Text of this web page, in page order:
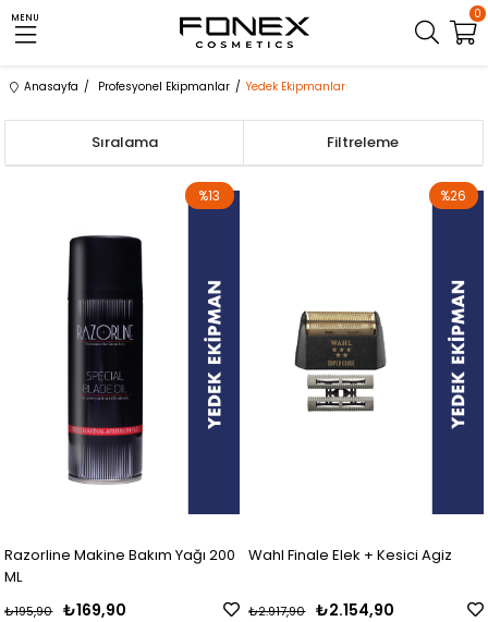
MENU 0
Anasayfa Profesyonel Ekipmanlar Yedek Ekipmanlar
Filtreleme
Sıralama
Razorline Makine Bakım Yağı 200
ML
₺169,90
₺195,90
%13
Wahl Finale Elek + Kesici Agiz
₺2.154,90
₺2.917,90
%26